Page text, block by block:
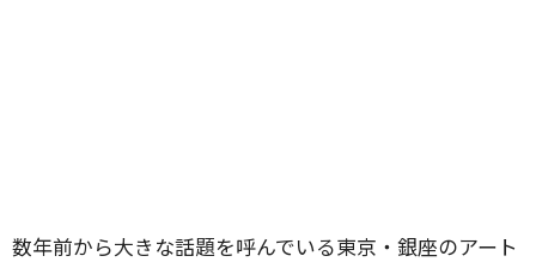
数年前から大きな話題を呼んでいる東京・銀座のアート